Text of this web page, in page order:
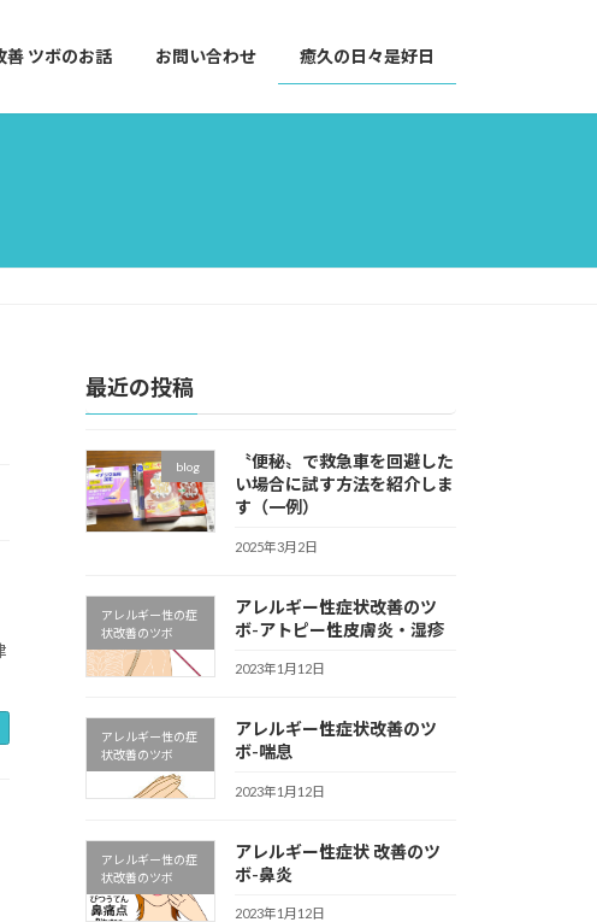
善 ツボのお話 お問い合わせ 癒久の日々是好日
最近の投稿
blog
〝便秘〟で救急車を回避した
い場合に試す方法を紹介しま
す（一例）
2025年3月2日
アレルギー性の症
状改善のツボ
アレルギー性症状改善のツ
ボ-アトピー性皮膚炎・湿疹
2023年1月12日
アレルギー性の症
状改善のツボ
アレルギー性症状改善のツ
ボ-喘息
2023年1月12日
アレルギー性の症
状改善のツボ
アレルギー性症状 改善のツ
ボ-鼻炎
2023年1月12日